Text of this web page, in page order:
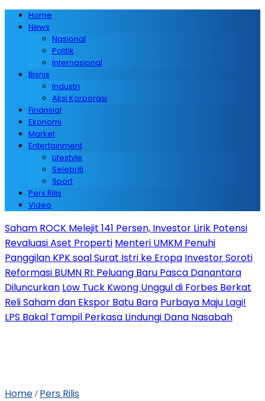
Home
News
Nasional
Politik
Internasional
Bisnis
Industri
Aksi Korporasi
Finansial
Ekonomi
Market
Entertainment
Lifestyle
Selebriti
Sport
Pers Rilis
Video
Saham ROCK Melejit 141 Persen, Investor Lirik Potensi
Revaluasi Aset Properti Menteri UMKM Penuhi
Panggilan KPK soal Surat Istri ke Eropa Investor Soroti
Reformasi BUMN RI: Peluang Baru Pasca Danantara
Diluncurkan Low Tuck Kwong Unggul di Forbes Berkat
Reli Saham dan Ekspor Batu Bara Purbaya Maju Lagi!
LPS Bakal Tampil Perkasa Lindungi Dana Nasabah
Home / Pers Rilis